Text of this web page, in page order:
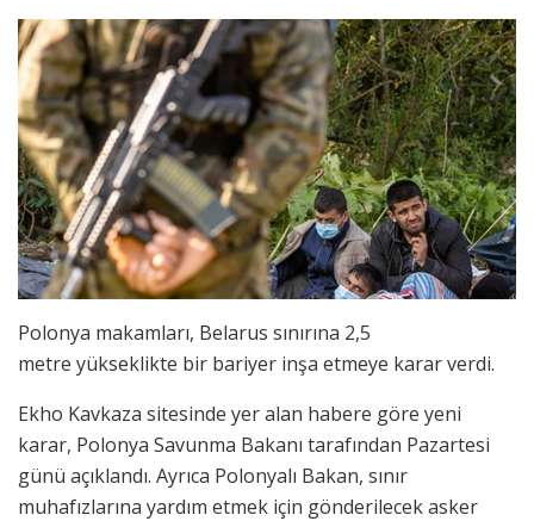
Polonya makamları, Belarus sınırına 2,5
metre yükseklikte bir bariyer inşa etmeye karar verdi.
Ekho Kavkaza sitesinde yer alan habere göre yeni
karar, Polonya Savunma Bakanı tarafından Pazartesi
günü açıklandı. Ayrıca Polonyalı Bakan, sınır
muhafızlarına yardım etmek için gönderilecek asker